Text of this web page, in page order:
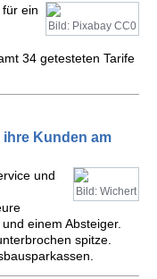
Bild: Pixabay CC0
ein
34 getesteten Tarife
Kunden am
Bild: Wichert
und
einem Absteiger.
spitze.